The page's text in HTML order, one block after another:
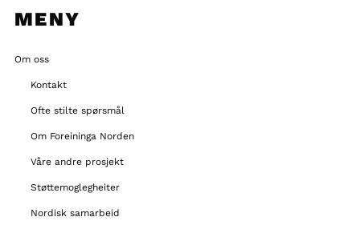
MENY
Om oss
Kontakt
Ofte stilte spørsmål
Om Foreininga Norden
Våre andre prosjekt
Støttemoglegheiter
Nordisk samarbeid